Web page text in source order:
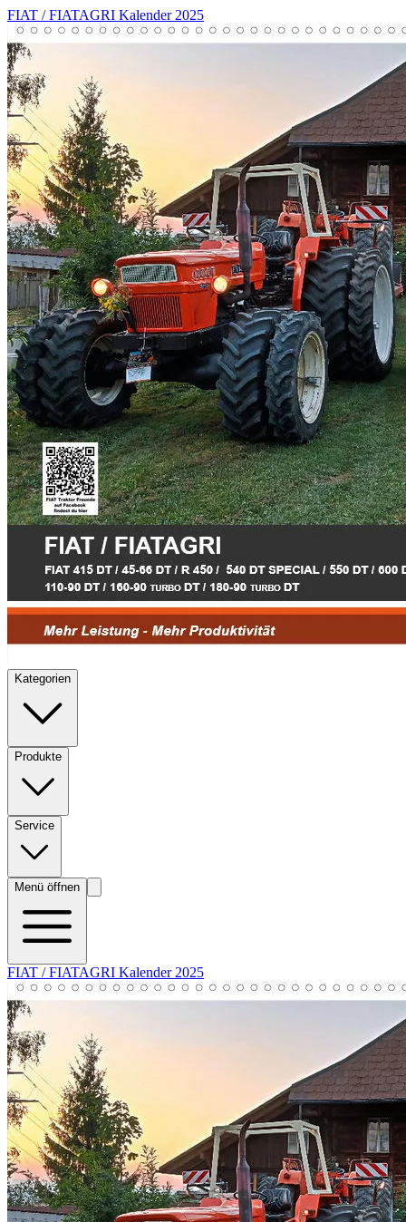
FIAT / FIATAGRI Kalender 2025
Kategorien
Produkte
Service
Menü öffnen
FIAT / FIATAGRI Kalender 2025